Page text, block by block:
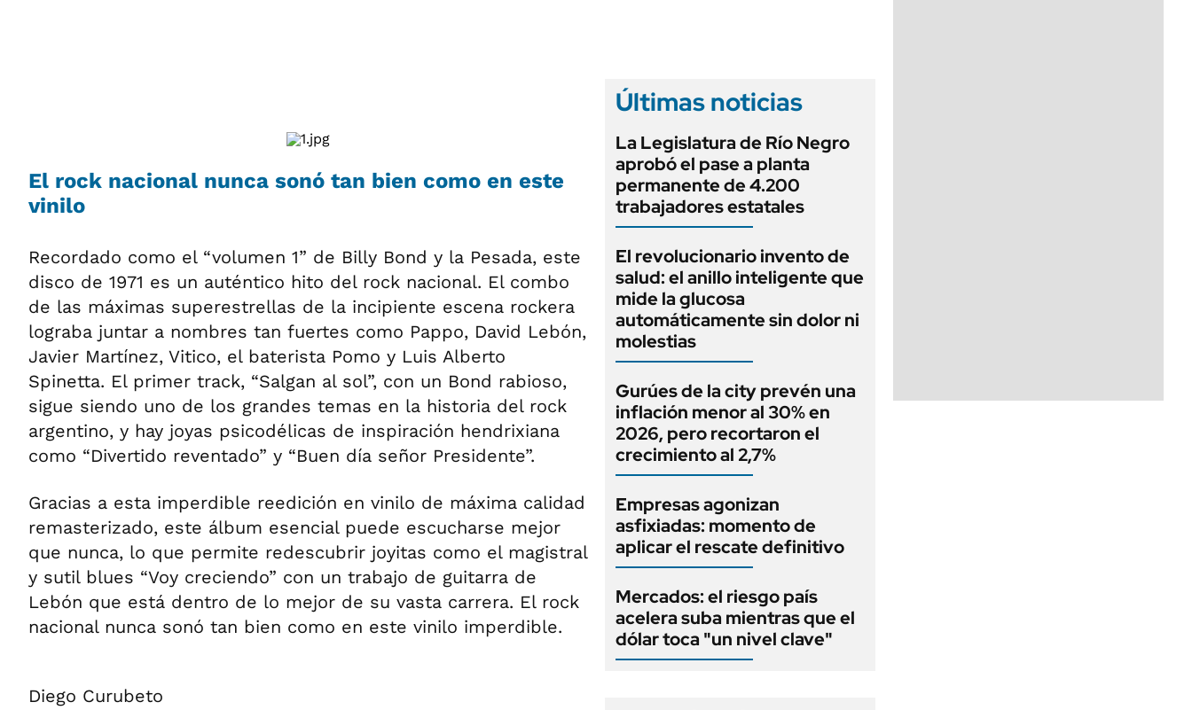
El rock nacional nunca sonó tan bien como en este
vinilo
Recordado como el “volumen 1” de Billy Bond y la Pesada, este
disco de 1971 es un auténtico hito del rock nacional. El combo
de las máximas superestrellas de la incipiente escena rockera
lograba juntar a nombres tan fuertes como Pappo, David Lebón,
Javier Martínez, Vitico, el baterista Pomo y Luis Alberto
Spinetta. El primer track, “Salgan al sol”, con un Bond rabioso,
sigue siendo uno de los grandes temas en la historia del rock
argentino, y hay joyas psicodélicas de inspiración hendrixiana
como “Divertido reventado” y “Buen día señor Presidente”.
Gracias a esta imperdible reedición en vinilo de máxima calidad
remasterizado, este álbum esencial puede escucharse mejor
que nunca, lo que permite redescubrir joyitas como el magistral
y sutil blues “Voy creciendo” con un trabajo de guitarra de
Lebón que está dentro de lo mejor de su vasta carrera. El rock
nacional nunca sonó tan bien como en este vinilo imperdible.
Diego Curubeto
Últimas noticias
La Legislatura de Río Negro
aprobó el pase a planta
permanente de 4.200
trabajadores estatales
El revolucionario invento de
salud: el anillo inteligente que
mide la glucosa
automáticamente sin dolor ni
molestias
Gurúes de la city prevén una
inflación menor al 30% en
2026, pero recortaron el
crecimiento al 2,7%
Empresas agonizan
asfixiadas: momento de
aplicar el rescate definitivo
Mercados: el riesgo país
acelera suba mientras que el
dólar toca "un nivel clave"